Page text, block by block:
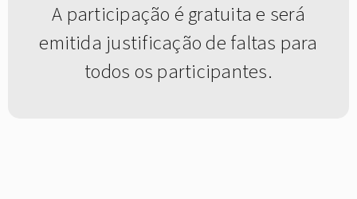
A participação é gratuita e será
emitida justificação de faltas para
todos os participantes.